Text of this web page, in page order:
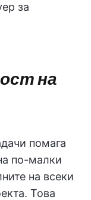
за
на
помага
по-малки
на всеки
Това